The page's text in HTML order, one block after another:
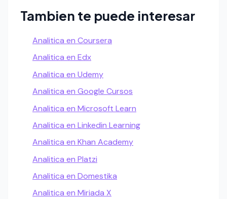
Tambien te puede interesar
Analitica en Coursera
Analitica en Edx
Analitica en Udemy
Analitica en Google Cursos
Analitica en Microsoft Learn
Analitica en Linkedin Learning
Analitica en Khan Academy
Analitica en Platzi
Analitica en Domestika
Analitica en Miriada X